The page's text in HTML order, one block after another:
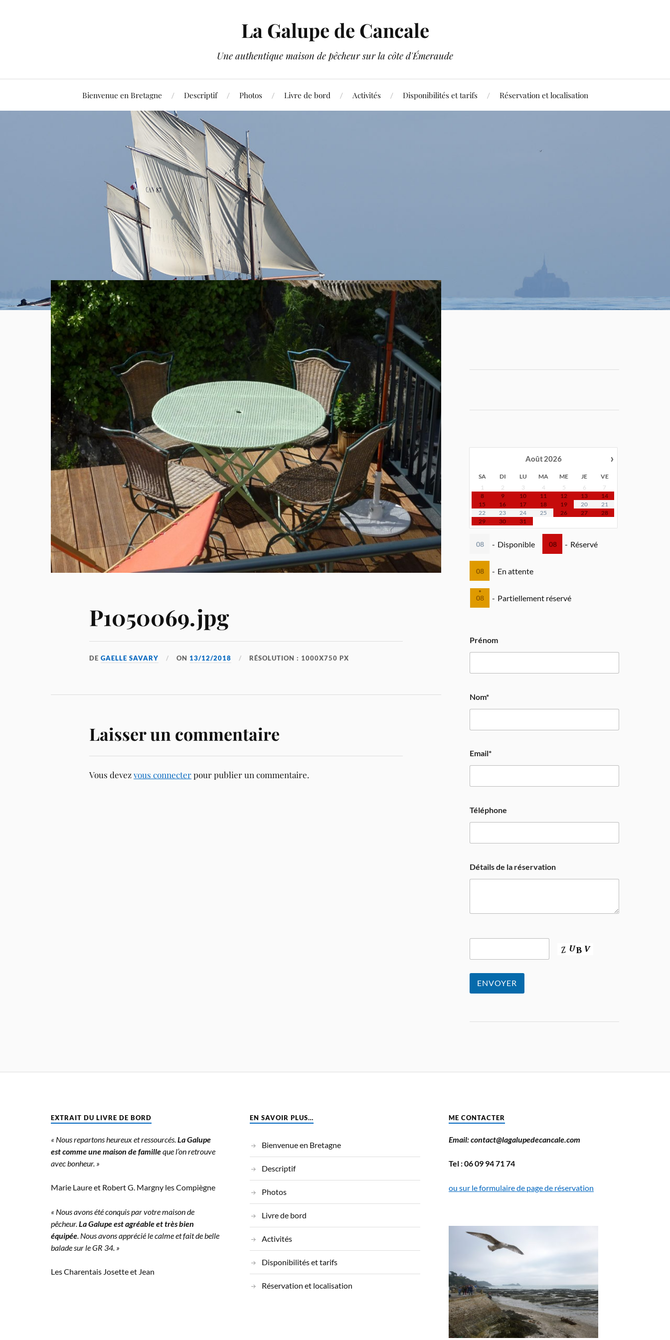
La Galupe de Cancale
Une authentique maison de pêcheur sur la côte d'Émeraude
Bienvenue en Bretagne Descriptif Photos Livre de bord Activités Disponibilités et tarifs Réservation et localisation
P1050069.jpg
DEGAELLE SAVARY ON 13/12/2018 RÉSOLUTION : 1000X750 PX
Laisser un commentaire
Vous devezvous connecterpour publier un commentaire.
›
Août2026
SA DI LU MA ME JE
VE
1
2 3 4 5 6
7
8
9 10 11 12 13
14
15
16 17 18 19 20
21
22
23 24 25 26 27
28
29
30 31
08 - Disponible 08 - Réservé
08 - En attente
·
08 - Partiellement réservé
Prénom
Nom*
Email*
Téléphone
Détails de la réservation
EXTRAIT DU LIVRE DE BORD
« Nous repartons heureux et ressourcés.La Galupe
est comme une maison de familleque l’on retrouve
avec bonheur. »
Marie Laure et Robert G. Margny les Compiègne
« Nous avons été conquis par votre maison de
pêcheur. La Galupe est agréable et très bien
équipée . Nous avons apprécié le calme et fait de belle
balade sur le GR 34. »
Les Charentais Josette et Jean
EN SAVOIR PLUS…
Bienvenue en Bretagne
Descriptif
Photos
Livre de bord
Activités
Disponibilités et tarifs
Réservation et localisation
ME CONTACTER
Email: contact@lagalupedecancale.com
Tel : 06 09 94 71 74
ou sur le formulaire de page de réservation